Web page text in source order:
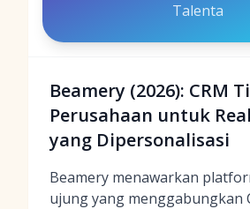
Talenta
Beamery (2026): CRM
Perusahaan untuk
yang Dipersonalisasi
Beamery menawarkan
ujung yang menggabungkan